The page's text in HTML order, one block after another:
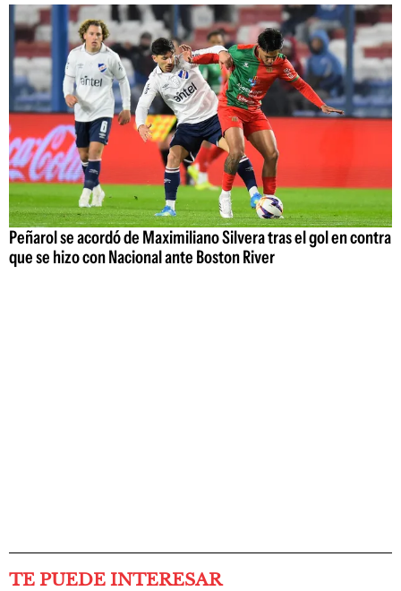
Peñarol se acordó de Maximiliano Silvera tras el gol en contra
que se hizo con Nacional ante Boston River
TE PUEDE INTERESAR